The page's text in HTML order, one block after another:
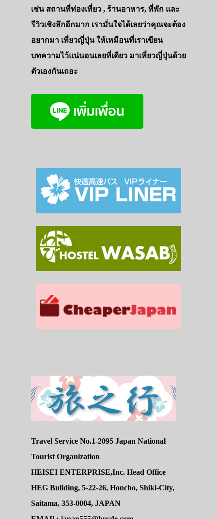
เช่น สถานที่ท่องเที่ยว , ร้านอาหาร, ที่พัก และ
รีวิวเชิงลึกอีกมาก เรามั่นใจได้เลยว่าคุณจะต้อง
อยากมา เที่ยวญี่ปุ่น ให้เหมือนที่เราเขียน
บทความไว้แน่นอนเลยที่เดียว มาเที่ยวญี่ปุ่นด้วย
ตัวเองกันเถอะ
Travel Service No.1-2095 Japan National
Tourist Organization
HEISEI ENTERPRISE,Inc. Head Office
HEG Buliding, 5-22-26, Honcho, Shiki-City,
Saitama, 353-0004, JAPAN